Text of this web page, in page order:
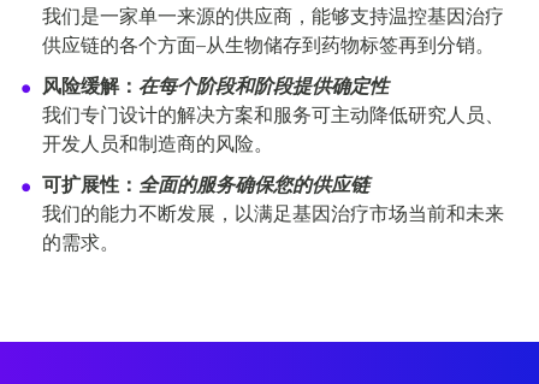
我们是一家单一来源的供应商，能够支持温控基因治疗
供应链的各个方面–从生物储存到药物标签再到分销。
风险缓解： 在每个阶段和阶段提供确定性
我们专门设计的解决方案和服务可主动降低研究人员、
开发人员和制造商的风险。
可扩展性： 全面的服务确保您的供应链
我们的能力不断发展，以满足基因治疗市场当前和未来
的需求。